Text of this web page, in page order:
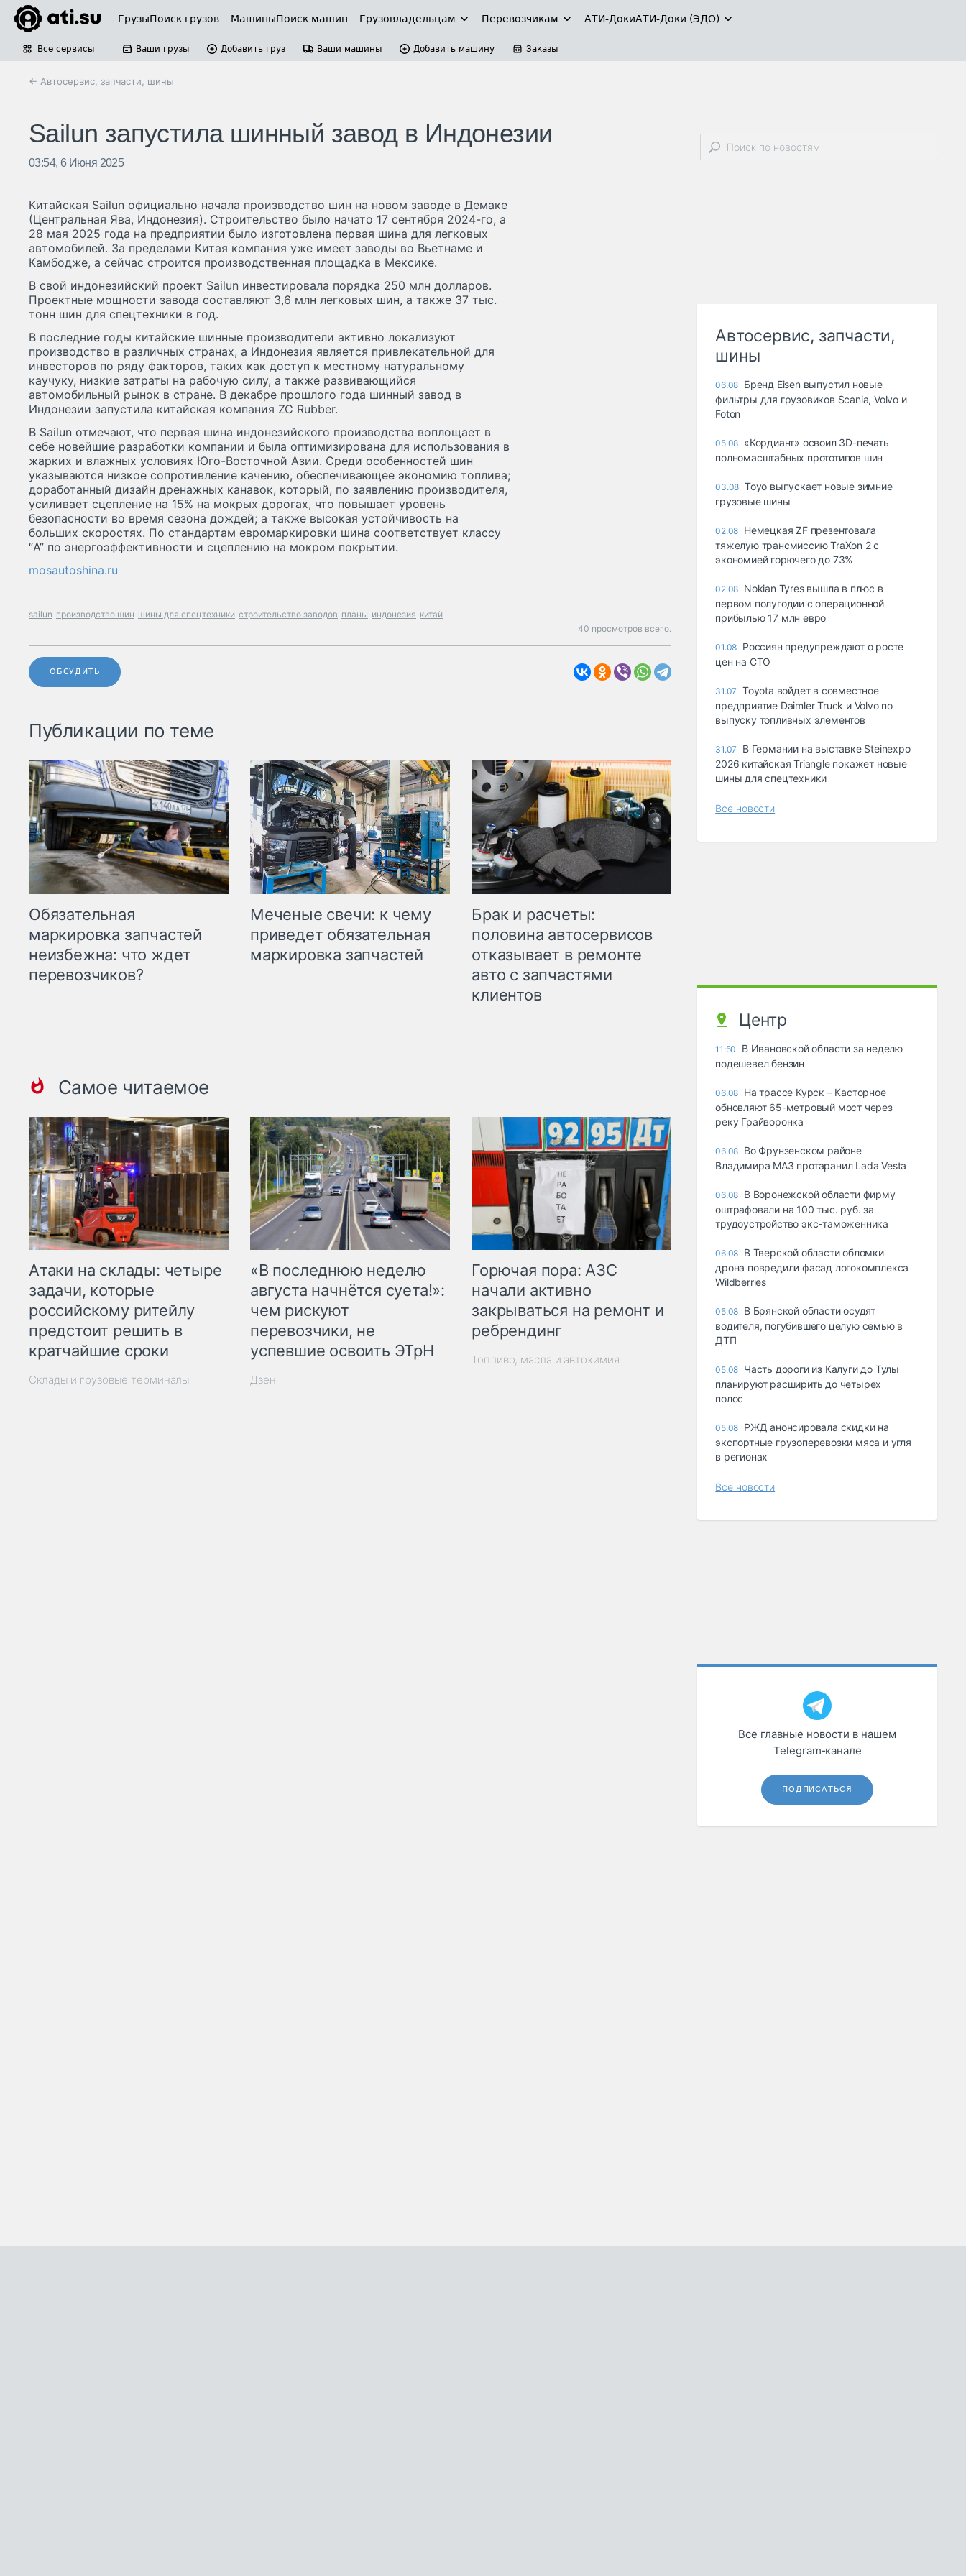
ГрузыПоиск грузов МашиныПоиск машин Грузовладельцам Перевозчикам АТИ-ДокиАТИ-Доки (ЭДО)
Все сервисы Ваши грузы Добавить груз Ваши машины Добавить машину Заказы
← Автосервис, запчасти, шины
Sailun запустила шинный завод в Индонезии
03:54, 6 Июня 2025
Китайская Sailun официально начала производство шин на новом заводе в Демаке
(Центральная Ява, Индонезия). Строительство было начато 17 сентября 2024-го, а
28 мая 2025 года на предприятии было изготовлена первая шина для легковых
автомобилей. За пределами Китая компания уже имеет заводы во Вьетнаме и
Камбодже, а сейчас строится производственная площадка в Мексике.
В свой индонезийский проект Sailun инвестировала порядка 250 млн долларов.
Проектные мощности завода составляют 3,6 млн легковых шин, а также 37 тыс.
тонн шин для спецтехники в год.
В последние годы китайские шинные производители активно локализуют
производство в различных странах, а Индонезия является привлекательной для
инвесторов по ряду факторов, таких как доступ к местному натуральному
каучуку, низкие затраты на рабочую силу, а также развивающийся
автомобильный рынок в стране. В декабре прошлого года шинный завод в
Индонезии запустила китайская компания ZC Rubber.
В Sailun отмечают, что первая шина индонезийского производства воплощает в
себе новейшие разработки компании и была оптимизирована для использования в
жарких и влажных условиях Юго-Восточной Азии. Среди особенностей шин
указываются низкое сопротивление качению, обеспечивающее экономию топлива;
доработанный дизайн дренажных канавок, который, по заявлению производителя,
усиливает сцепление на 15% на мокрых дорогах, что повышает уровень
безопасности во время сезона дождей; а также высокая устойчивость на
больших скоростях. По стандартам евромаркировки шина соответствует классу
“A” по энергоэффективности и сцеплению на мокром покрытии.
mosautoshina.ru
sailun производство шин шины для спецтехники строительство заводов планы индонезия китай
40 просмотров всего.
ОБСУДИТЬ
Публикации по теме
Обязательная
маркировка запчастей
неизбежна: что ждет
перевозчиков?
Меченые свечи: к чему
приведет обязательная
маркировка запчастей
Брак и расчеты:
половина автосервисов
отказывает в ремонте
авто с запчастями
клиентов
Самое читаемое
Атаки на склады: четыре
задачи, которые
российскому ритейлу
предстоит решить в
кратчайшие сроки
Склады и грузовые терминалы
«В последнюю неделю
августа начнётся суета!»:
чем рискуют
перевозчики, не
успевшие освоить ЭТрН
Дзен
Горючая пора: АЗС
начали активно
закрываться на ремонт и
ребрендинг
Топливо, масла и автохимия
Автосервис, запчасти,
шины
06.08 Бренд Eisen выпустил новые
фильтры для грузовиков Scania, Volvo и
Foton
05.08 «Кордиант» освоил 3D-печать
полномасштабных прототипов шин
03.08 Toyo выпускает новые зимние
грузовые шины
02.08 Немецкая ZF презентовала
тяжелую трансмиссию TraXon 2 с
экономией горючего до 73%
02.08 Nokian Tyres вышла в плюс в
первом полугодии с операционной
прибылью 17 млн евро
01.08 Россиян предупреждают о росте
цен на СТО
31.07
Toyota войдет в совместное
предприятие Daimler Truck и Volvo по
выпуску топливных элементов
31.07
В Германии на выставке Steinexpo
2026 китайская Triangle покажет новые
шины для спецтехники
Все новости
Центр
11:50
В Ивановской области за неделю
подешевел бензин
06.08 На трассе Курск – Касторное
обновляют 65-метровый мост через
реку Грайворонка
06.08 Во Фрунзенском районе
Владимира МАЗ протаранил Lada Vesta
06.08 В Воронежской области фирму
оштрафовали на 100 тыс. руб. за
трудоустройство экс-таможенника
06.08 В Тверской области обломки
дрона повредили фасад логокомплекса
Wildberries
05.08 В Брянской области осудят
водителя, погубившего целую семью в
ДТП
05.08 Часть дороги из Калуги до Тулы
планируют расширить до четырех
полос
05.08 РЖД анонсировала скидки на
экспортные грузоперевозки мяса и угля
в регионах
Все новости
Все главные новости в нашем
Telegram‑канале
ПОДПИСАТЬСЯ